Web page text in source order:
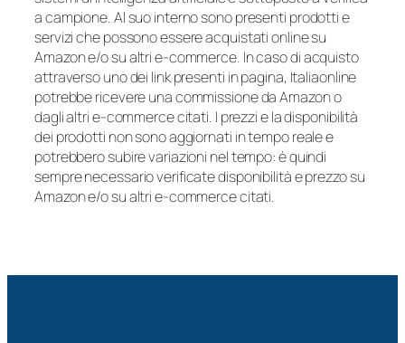
a campione. Al suo interno sono presenti prodotti e
servizi che possono essere acquistati online su
Amazon e/o su altri e-commerce. In caso di acquisto
attraverso uno dei link presenti in pagina, Italiaonline
potrebbe ricevere una commissione da Amazon o
dagli altri e-commerce citati. I prezzi e la disponibilità
dei prodotti non sono aggiornati in tempo reale e
potrebbero subire variazioni nel tempo: è quindi
sempre necessario verificate disponibilità e prezzo su
Amazon e/o su altri e-commerce citati.